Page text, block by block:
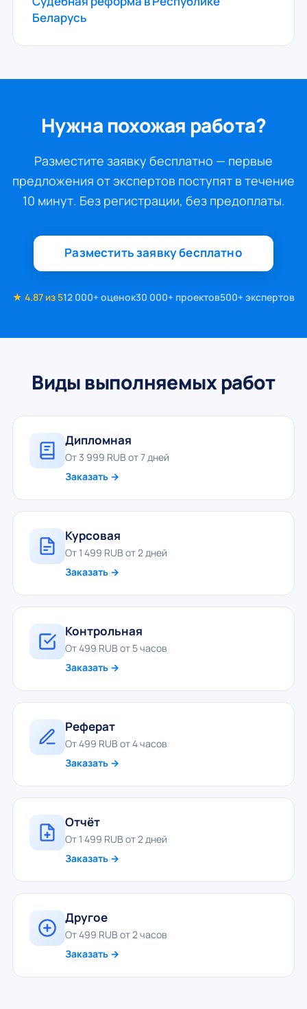
Беларусь
Нужна похожая работа?
Разместите заявку бесплатно — первые
предложения от экспертов поступят в течение
10 минут. Без регистрации, без предоплаты.
Разместить заявку бесплатно
★ 4.87 из 512 000+ оценок30 000+ проектов500+ экспертов
Виды выполняемых работ
Дипломная
От 3 999 RUB от 7 дней
Заказать →
Курсовая
От 1 499 RUB от 2 дней
Заказать →
Контрольная
От 499 RUB от 5 часов
Заказать →
Реферат
От 499 RUB от 4 часов
Заказать →
Отчёт
От 1 499 RUB от 2 дней
Заказать →
Другое
От 499 RUB от 2 часов
Заказать →